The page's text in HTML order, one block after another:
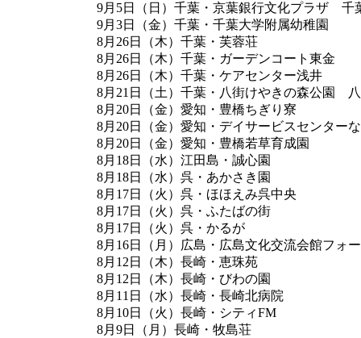
9月5日（日）千葉・京葉銀行文化プラザ 千
9月3日（金）千葉・千葉大学附属幼稚園
8月26日（木）千葉・芙蓉荘
8月26日（木）千葉・ガーデンコート東金
8月26日（木）千葉・ケアセンター浅井
8月21日（土）千葉・八街けやきの森公園
8月20日（金）愛知・豊橋ちぎり寮
8月20日（金）愛知・デイサービスセンター
8月20日（金）愛知・豊橋若草育成園
8月18日（水）江田島・誠心園
8月18日（水）呉・あかさき園
8月17日（火）呉・ほほえみ呉中央
8月17日（火）呉・ふたばの街
8月17日（火）呉・かるが
8月16日（月）広島・広島文化交流会館フォ
8月12日（木）長崎・恵珠苑
8月12日（木）長崎・びわの園
8月11日（水）長崎・長崎北病院
8月10日（火）長崎・シティFM
8月9日（月）長崎・牧島荘